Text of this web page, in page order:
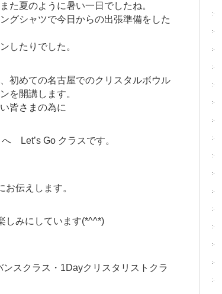
た夏のように暑い一日でしたね。
グシャツで今日からの出張準備をした
したりでした。
初めての名古屋でのクリスタルボウル
を開講します。
皆さまの為に
Let’s Go クラスです。
伝えします。
しみにしています(*^^*)
スクラス・1Dayクリスタリストクラ